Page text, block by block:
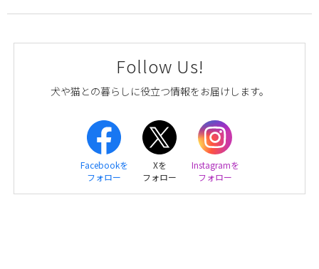
Follow Us!
犬や猫との暮らしに役立つ情報をお届けします。
Facebookを
フォロー
Xを
フォロー
Instagramを
フォロー